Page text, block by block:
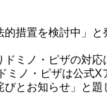
的措置を検討中」と
ミノ・ピザの対応
ミノ・ピザは公式
とお知らせ」と題